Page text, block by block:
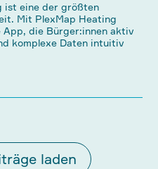
ist eine der größten
Mit PlexMap Heating
App, die Bürger:innen aktiv
komplexe Daten intuitiv
laden